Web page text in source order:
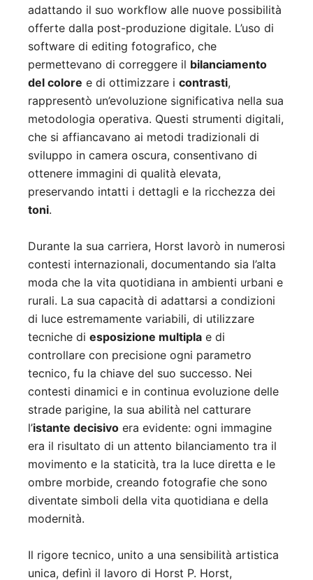
adattando il suo workflow alle nuove possibilità
offerte dalla post-produzione digitale. L’uso di
software di editing fotografico, che
permettevano di correggere il bilanciamento
del colore e di ottimizzare i contrasti,
rappresentò un’evoluzione significativa nella sua
metodologia operativa. Questi strumenti digitali,
che si affiancavano ai metodi tradizionali di
sviluppo in camera oscura, consentivano di
ottenere immagini di qualità elevata,
preservando intatti i dettagli e la ricchezza dei
toni.
Durante la sua carriera, Horst lavorò in numerosi
contesti internazionali, documentando sia l’alta
moda che la vita quotidiana in ambienti urbani e
rurali. La sua capacità di adattarsi a condizioni
di luce estremamente variabili, di utilizzare
tecniche di esposizione multipla e di
controllare con precisione ogni parametro
tecnico, fu la chiave del suo successo. Nei
contesti dinamici e in continua evoluzione delle
strade parigine, la sua abilità nel catturare
l’istante decisivo era evidente: ogni immagine
era il risultato di un attento bilanciamento tra il
movimento e la staticità, tra la luce diretta e le
ombre morbide, creando fotografie che sono
diventate simboli della vita quotidiana e della
modernità.
Il rigore tecnico, unito a una sensibilità artistica
unica, definì il lavoro di Horst P. Horst,